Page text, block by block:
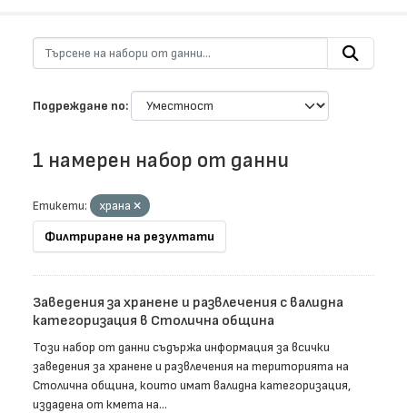
Подреждане по
1 намерен набор от данни
Етикети:
храна
Филтриране на резултати
Заведения за хранене и развлечения с валидна
категоризация в Столична община
Този набор от данни съдържа информация за всички
заведения за хранене и развлечения на територията на
Столична община, които имат валидна категоризация,
издадена от кмета на...